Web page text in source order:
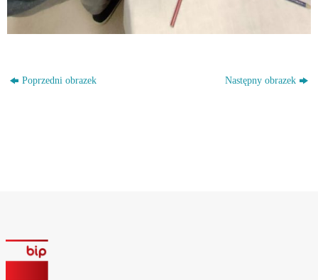
Poprzedni obrazek Następny obrazek